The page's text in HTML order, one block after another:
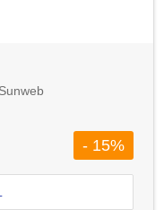
Sunweb
- 15%